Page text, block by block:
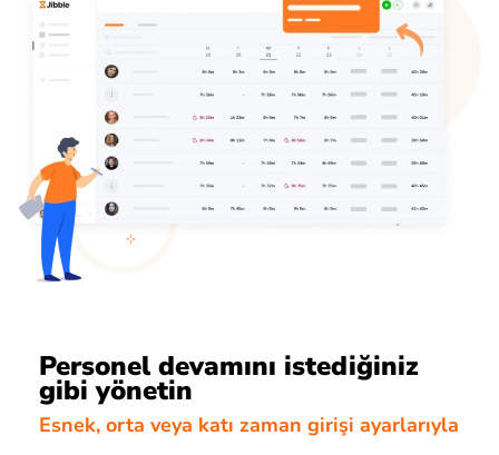
Personel devamını istediğiniz
gibi yönetin
Esnek, orta veya katı zaman girişi ayarlarıyla